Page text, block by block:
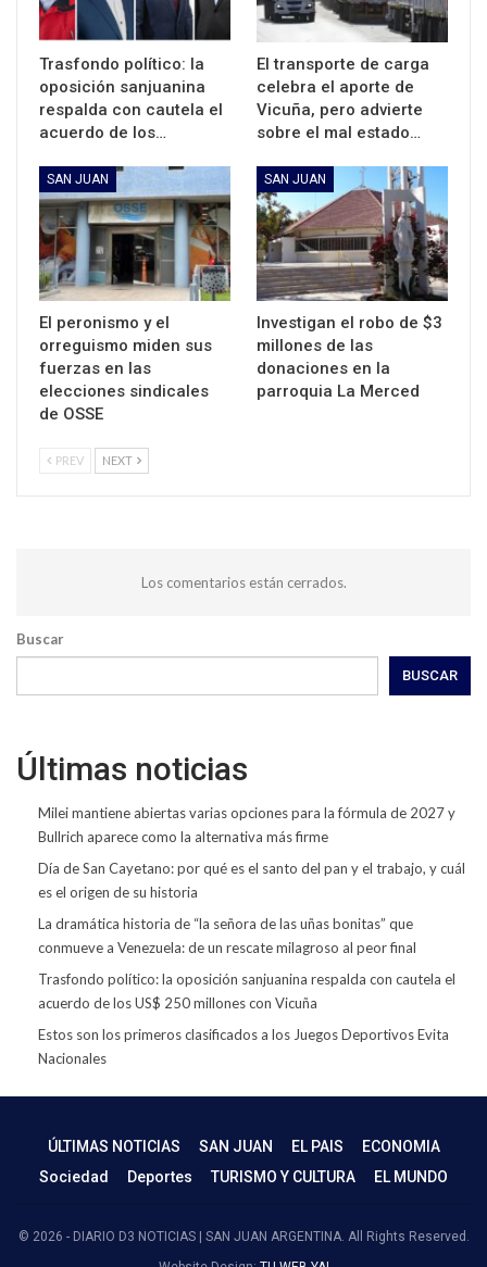
Trasfondo político: la
oposición sanjuanina
respalda con cautela el
acuerdo de los…
El transporte de carga
celebra el aporte de
Vicuña, pero advierte
sobre el mal estado…
SAN JUAN
El peronismo y el
orreguismo miden sus
fuerzas en las
elecciones sindicales
de OSSE
SAN JUAN
Investigan el robo de $3
millones de las
donaciones en la
parroquia La Merced
PREV NEXT
Los comentarios están cerrados.
Buscar
BUSCAR
Últimas noticias
Milei mantiene abiertas varias opciones para la fórmula de 2027 y
Bullrich aparece como la alternativa más firme
Día de San Cayetano: por qué es el santo del pan y el trabajo, y cuál
es el origen de su historia
La dramática historia de “la señora de las uñas bonitas” que
conmueve a Venezuela: de un rescate milagroso al peor final
Trasfondo político: la oposición sanjuanina respalda con cautela el
acuerdo de los US$ 250 millones con Vicuña
Estos son los primeros clasificados a los Juegos Deportivos Evita
Nacionales
ÚLTIMAS NOTICIAS SAN JUAN EL PAIS
ECONOMIA
Sociedad
Deportes TURISMO Y CULTURA EL MUNDO
© 2026 - DIARIO D3 NOTICIAS | SAN JUAN ARGENTINA. All Rights Reserved.